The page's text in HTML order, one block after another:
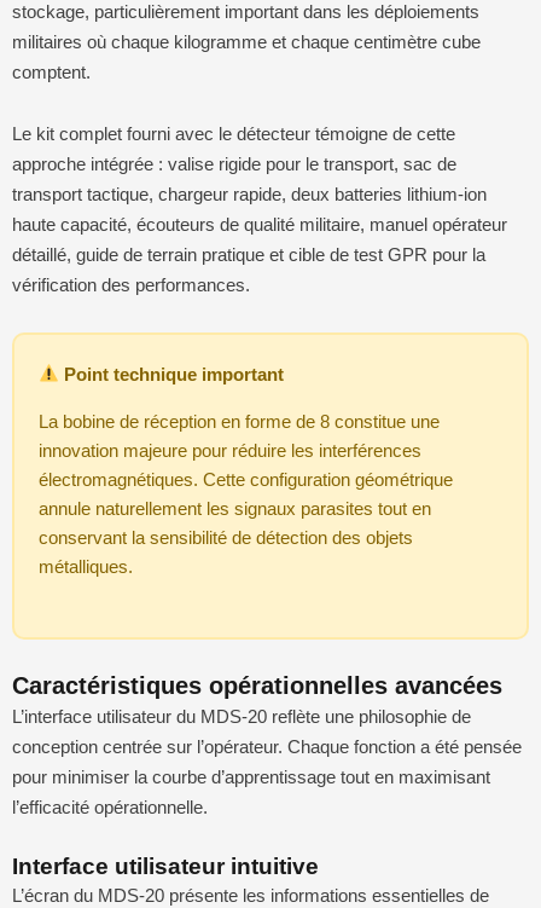
stockage, particulièrement important dans les déploiements
militaires où chaque kilogramme et chaque centimètre cube
comptent.
Le kit complet fourni avec le détecteur témoigne de cette
approche intégrée : valise rigide pour le transport, sac de
transport tactique, chargeur rapide, deux batteries lithium-ion
haute capacité, écouteurs de qualité militaire, manuel opérateur
détaillé, guide de terrain pratique et cible de test GPR pour la
vérification des performances.
Point technique important
La bobine de réception en forme de 8 constitue une
innovation majeure pour réduire les interférences
électromagnétiques. Cette configuration géométrique
annule naturellement les signaux parasites tout en
conservant la sensibilité de détection des objets
métalliques.
Caractéristiques opérationnelles avancées
L’interface utilisateur du MDS-20 reflète une philosophie de
conception centrée sur l’opérateur. Chaque fonction a été pensée
pour minimiser la courbe d’apprentissage tout en maximisant
l’efficacité opérationnelle.
Interface utilisateur intuitive
L’écran du MDS-20 présente les informations essentielles de